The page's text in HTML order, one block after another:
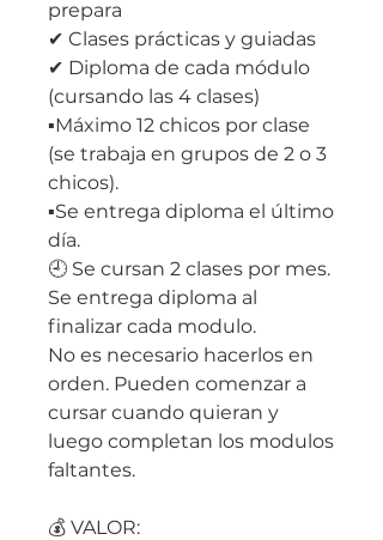
prepara
✔ Clases prácticas y guiadas
✔ Diploma de cada módulo
(cursando las 4 clases)
▪️Máximo 12 chicos por clase
(se trabaja en grupos de 2 o 3
chicos).
▪️Se entrega diploma el último
día.
🕘 Se cursan 2 clases por mes.
Se entrega diploma al
finalizar cada modulo.
No es necesario hacerlos en
orden. Pueden comenzar a
cursar cuando quieran y
luego completan los modulos
faltantes.
💰 VALOR: